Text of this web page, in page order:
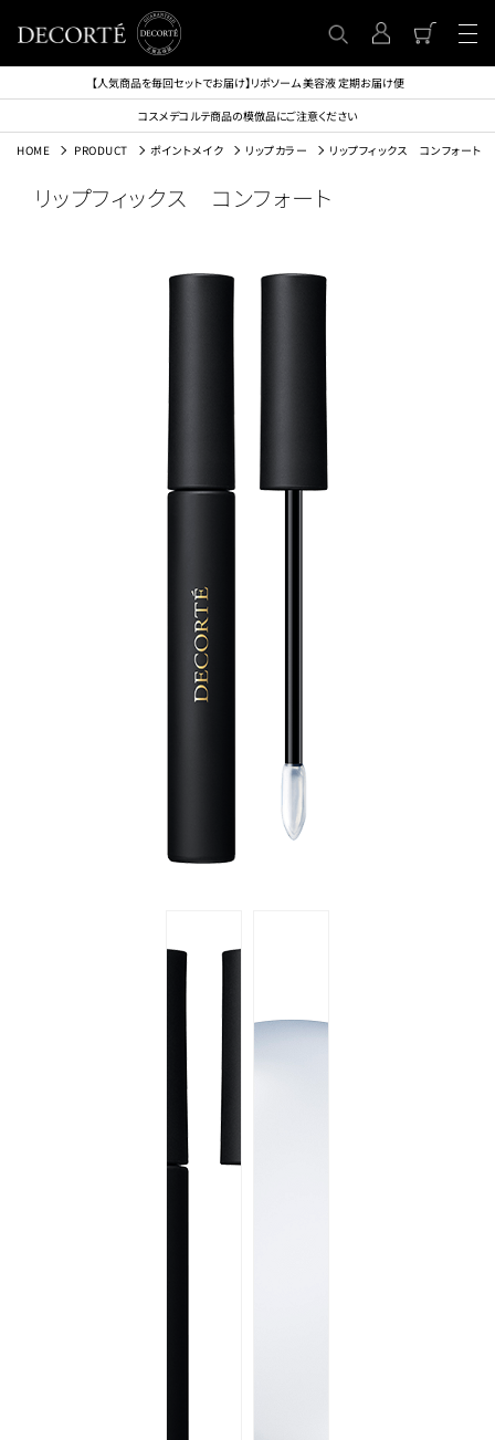
【人気商品を毎回セットでお届け】リポソーム 美容液 定期お届け便
コスメデコルテ商品の模倣品にご注意ください
HOME PRODUCT ポイントメイク リップカラー リップフィックス コンフォート
リップフィックス コンフォート